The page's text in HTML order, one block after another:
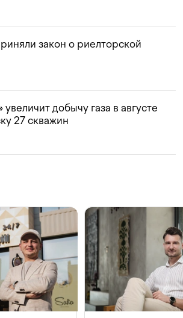
закон о риелторской
увеличит добычу газа в августе
27 скважин